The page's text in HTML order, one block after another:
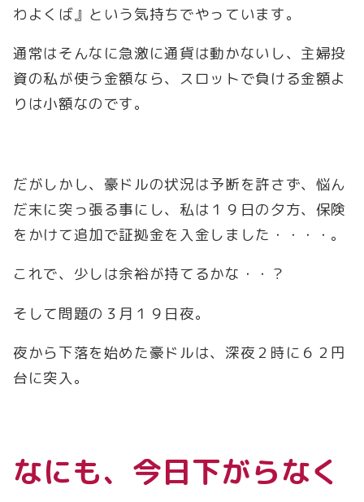
わよくば』という気持ちでやっています。
通常はそんなに急激に通貨は動かないし、主婦投
資の私が使う金額なら、スロットで負ける金額よ
りは小額なのです。
だがしかし、豪ドルの状況は予断を許さず、悩ん
だ末に突っ張る事にし、私は１９日の夕方、保険
をかけて追加で証拠金を入金しました・・・・。
これで、少しは余裕が持てるかな・・？
そして問題の３月１９日夜。
夜から下落を始めた豪ドルは、深夜２時に６２円
台に突入。
なにも、今日下がらなく